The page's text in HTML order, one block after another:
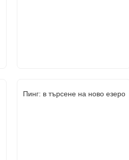
Пинг: в търсене на ново езеро